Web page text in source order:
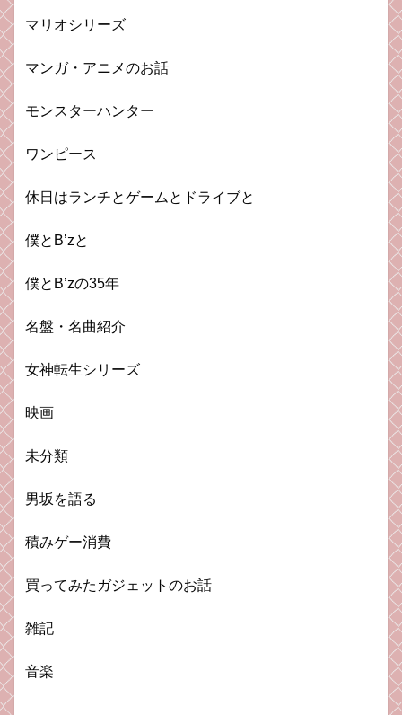
マリオシリーズ
マンガ・アニメのお話
モンスターハンター
ワンピース
休日はランチとゲームとドライブと
僕とB’zと
僕とB’zの35年
名盤・名曲紹介
女神転生シリーズ
映画
未分類
男坂を語る
積みゲー消費
買ってみたガジェットのお話
雑記
音楽